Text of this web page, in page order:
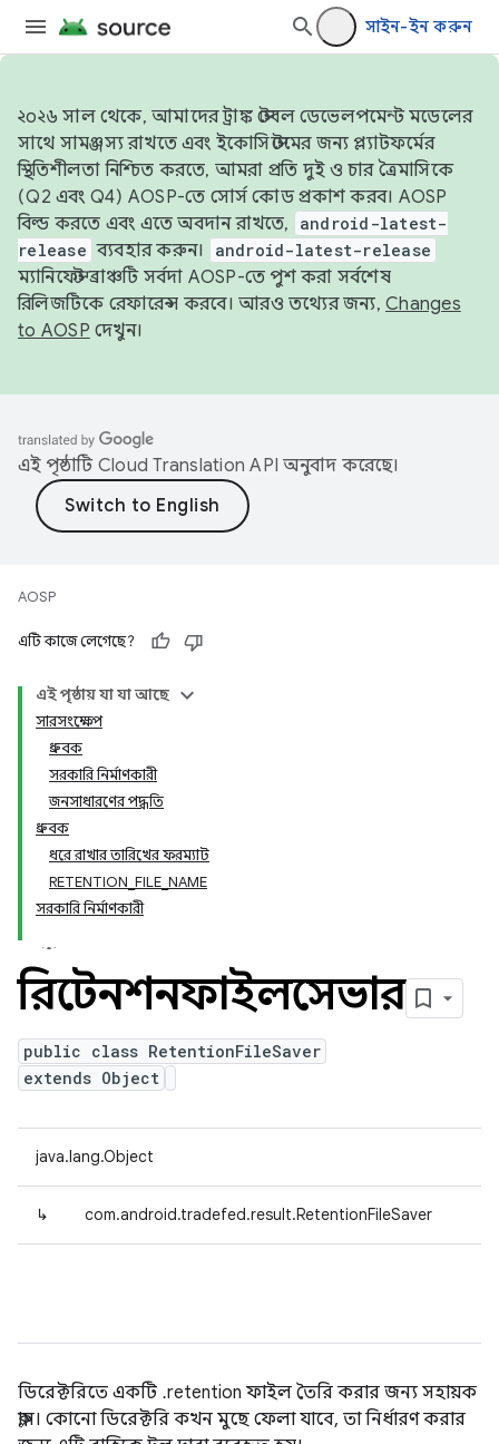
সাইন-ইন করুন
২০২৬ সাল থেকে, আমাদের ট্রাঙ্ক স্টেবল ডেভেলপমেন্ট মডেলের
সাথে সামঞ্জস্য রাখতে এবং ইকোসিস্টেমের জন্য প্ল্যাটফর্মের
স্থিতিশীলতা নিশ্চিত করতে, আমরা প্রতি দুই ও চার ত্রৈমাসিকে
(Q2 এবং Q4) AOSP-তে সোর্স কোড প্রকাশ করব। AOSP
বিল্ড করতে এবং এতে অবদান রাখতে,
android-latest-
release ব্যবহার করুন। android-latest-release
ম্যানিফেস্ট ব্রাঞ্চটি সর্বদা AOSP-তে পুশ করা সর্বশেষ
রিলিজটিকে রেফারেন্স করবে। আরও তথ্যের জন্য, Changes
to AOSP দেখুন।
এই পৃষ্ঠাটি Cloud Translation API অনুবাদ করেছে।
AOSP
এটি কাজে লেগেছে?
এই পৃষ্ঠায় যা যা আছে
সারসংক্ষেপ
ধ্রুবক
সরকারি নির্মাণকারী
জনসাধারণের পদ্ধতি
ধ্রুবক
ধরে রাখার তারিখের ফরম্যাট
RETENTION_FILE_NAME
সরকারি নির্মাণকারী
রিটেনশনফাইলসেভার
public class RetentionFileSaver
extends Object
java.lang.Object
↳ com.android.tradefed.result.RetentionFileSaver
ডিরেক্টরিতে একটি .retention ফাইল তৈরি করার জন্য সহায়ক
ক্লাস। কোনো ডিরেক্টরি কখন মুছে ফেলা যাবে, তা নির্ধারণ করার